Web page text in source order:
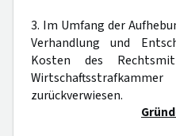
3. Im Umfang der
Verhandlung und
Kosten des
zurückverwiesen.